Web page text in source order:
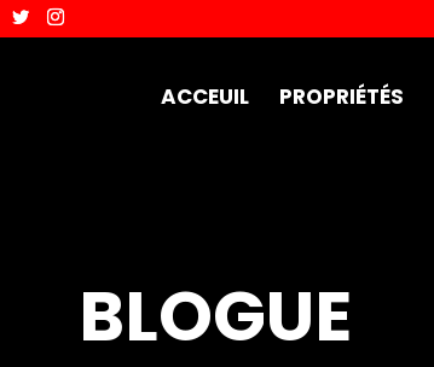
ACCEUIL PROPRIÉTÉS
BLOGUE